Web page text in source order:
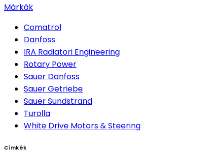
Márkák
Comatrol
Danfoss
IRA Radiatori Engineering
Rotary Power
Sauer Danfoss
Sauer Getriebe
Sauer Sundstrand
Turolla
White Drive Motors & Steering
Címkék